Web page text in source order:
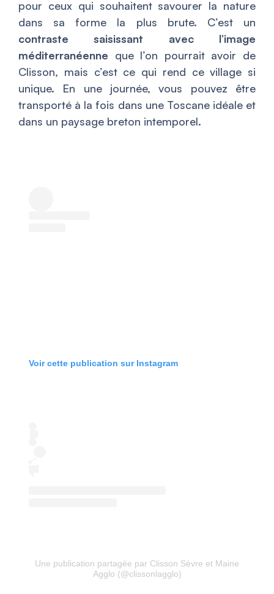
pour ceux qui souhaitent savourer la nature
dans sa forme la plus brute. C’est un
contraste saisissant avec l’image
méditerranéenne que l’on pourrait avoir de
Clisson, mais c’est ce qui rend ce village si
unique. En une journée, vous pouvez être
transporté à la fois dans une Toscane idéale et
dans un paysage breton intemporel.
Voir cette publication sur Instagram
Une publication partagée par Clisson Sèvre et Maine
Agglo (@clissonlagglo)